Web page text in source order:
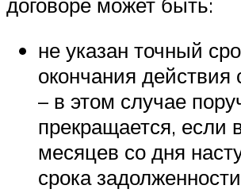
не указан точный
окончания действия
– в этом случае
прекращается, если
месяцев со дня
срока